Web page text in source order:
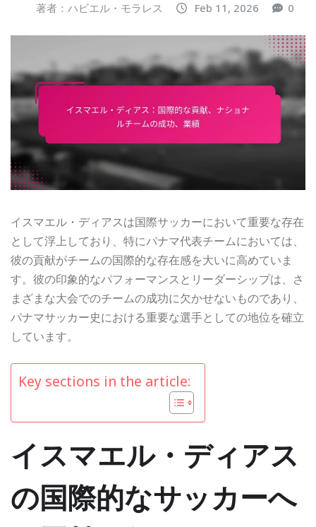
著者：ハビエル・モラレス Feb 11, 2026 0
イスマエル・ディアスは国際サッカーにおいて重要な存在
として浮上しており、特にパナマ代表チームにおいては、
彼の貢献がチームの国際的な存在感を大いに高めていま
す。彼の印象的なパフォーマンスとリーダーシップは、さ
まざまな大会でのチームの成功に欠かせないものであり、
パナマサッカー史における重要な選手としての地位を確立
しています。
Key sections in the article:
イスマエル・ディアス
の国際的なサッカーへ